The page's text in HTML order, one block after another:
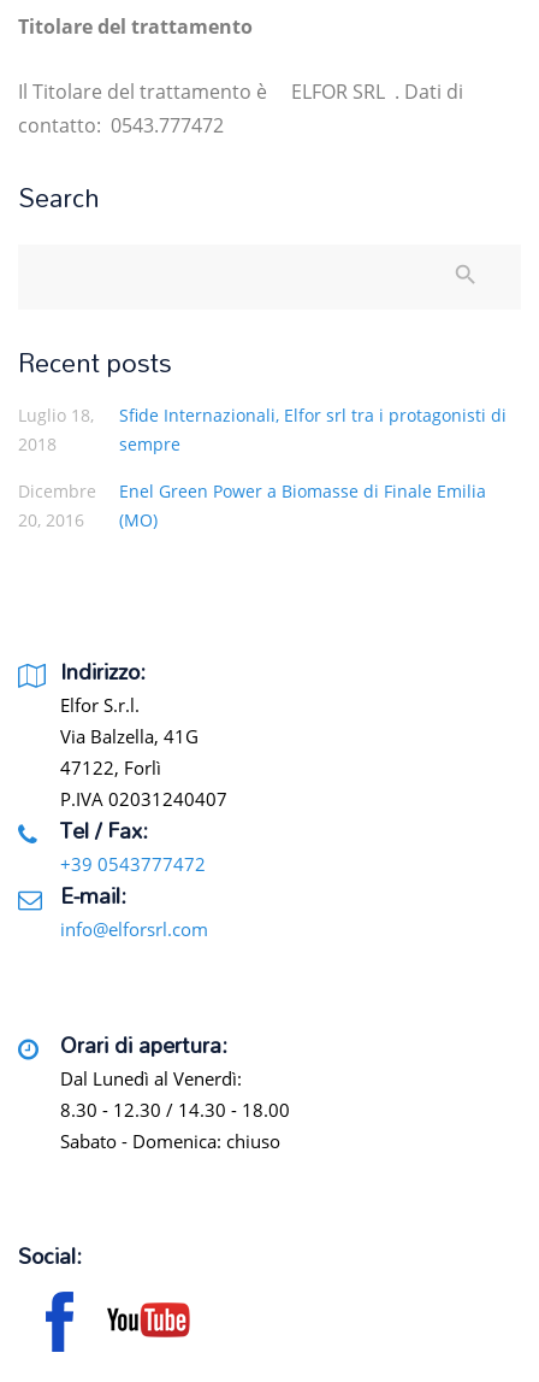
Titolare del trattamento
Il Titolare del trattamento è ELFOR SRL . Dati di
contatto: 0543.777472
Search
search
Recent posts
Sfide Internazionali, Elfor srl tra i protagonisti di
sempre
Luglio 18,
2018
Enel Green Power a Biomasse di Finale Emilia
(MO)
Dicembre
20, 2016
Indirizzo:
Elfor S.r.l.
Via Balzella, 41G
47122, Forlì
P.IVA 02031240407
Tel / Fax:
+39 0543777472
E-mail:
info@elforsrl.com
Orari di apertura:
Dal Lunedì al Venerdì:
8.30 - 12.30 / 14.30 - 18.00
Sabato - Domenica: chiuso
Social: